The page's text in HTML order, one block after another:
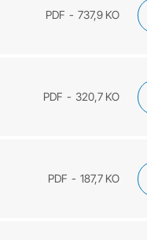
PDF 737,9 KO
PDF 320,7 KO
PDF 187,7 KO